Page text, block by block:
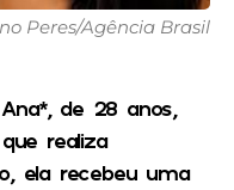
Peres/Agência Brasil
de 28 anos,
realiza
ela recebeu uma